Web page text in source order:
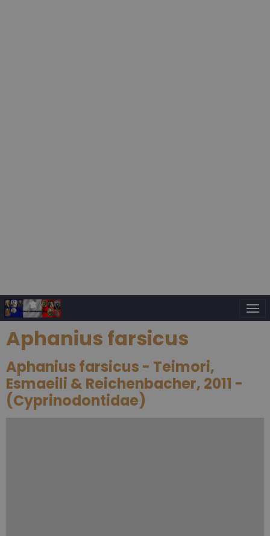
Aphanius farsicus
Aphanius farsicus - Teimori,
Esmaeili & Reichenbacher, 2011 -
(Cyprinodontidae)